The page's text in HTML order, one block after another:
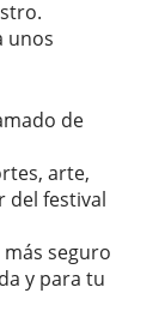
unos
de
arte,
del festival
seguro
y para tu